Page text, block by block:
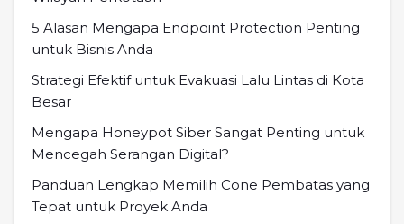
5 Alasan Mengapa Endpoint Protection Penting
untuk Bisnis Anda
Strategi Efektif untuk Evakuasi Lalu Lintas di Kota
Besar
Mengapa Honeypot Siber Sangat Penting untuk
Mencegah Serangan Digital?
Panduan Lengkap Memilih Cone Pembatas yang
Tepat untuk Proyek Anda